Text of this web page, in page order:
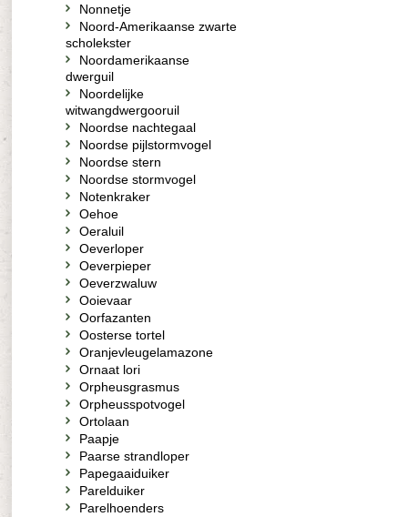
Nonnetje
Noord-Amerikaanse zwarte
scholekster
Noordamerikaanse
dwerguil
Noordelijke
witwangdwergooruil
Noordse nachtegaal
Noordse pijlstormvogel
Noordse stern
Noordse stormvogel
Notenkraker
Oehoe
Oeraluil
Oeverloper
Oeverpieper
Oeverzwaluw
Ooievaar
Oorfazanten
Oosterse tortel
Oranjevleugelamazone
Ornaat lori
Orpheusgrasmus
Orpheusspotvogel
Ortolaan
Paapje
Paarse strandloper
Papegaaiduiker
Parelduiker
Parelhoenders